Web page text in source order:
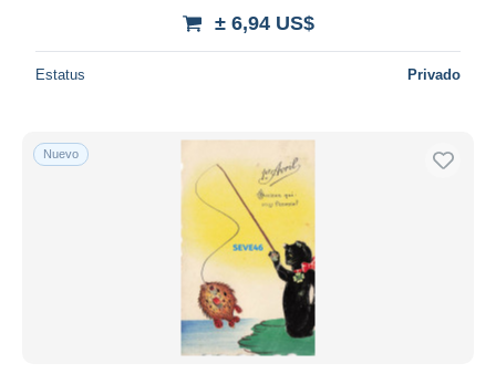
± 6,94 US$
Estatus Privado
Nuevo